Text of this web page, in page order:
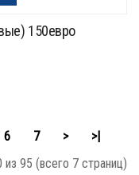
150евро
6 7 >
>|
95 (всего 7 страниц)